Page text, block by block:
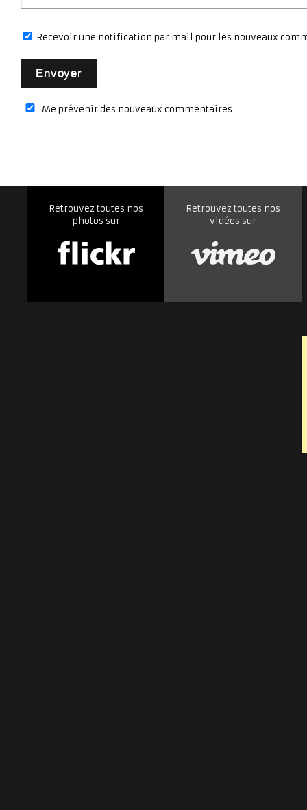
Recevoir une notification par mail pour les nouveaux
Me prévenir des nouveaux commentaires
Retrouvez toutes nos
vidéos sur
Retrouvez toutes nos
photos sur